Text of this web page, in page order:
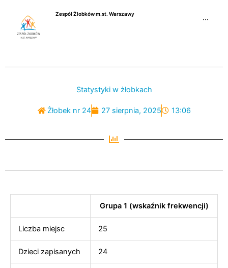
Zespół Żłobków m.st. Warszawy
···
Statystyki w żłobkach
Żłobek nr 24 27 sierpnia, 2025 13:06
Grupa 1 (wskaźnik frekwencji)
Liczba miejsc 25
Dzieci zapisanych 24